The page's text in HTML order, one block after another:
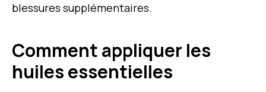
blessures supplémentaires.
Comment appliquer les
huiles essentielles